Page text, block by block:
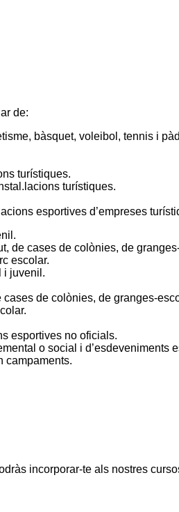
de:
bàsquet, voleibol, tennis i
turístiques.
turístiques.
esportives d’empreses
de cases de colònies, de
escolar.
i juvenil.
de colònies, de granges-
esportives no oficials.
o social i d’esdeveniments
campaments.
incorporar-te als nostres